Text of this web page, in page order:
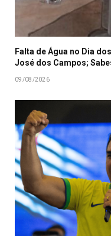
Falta de Água no Dia
José dos Campos;
09/08/2026